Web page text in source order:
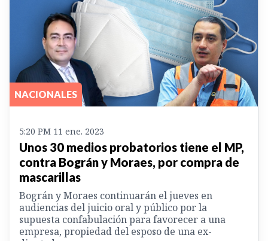
NACIONALES
5:20 PM 11 ene. 2023
Unos 30 medios probatorios tiene el MP,
contra Bográn y Moraes, por compra de
mascarillas
Bográn y Moraes continuarán el jueves en
audiencias del juicio oral y público por la
supuesta confabulación para favorecer a una
empresa, propiedad del esposo de una ex-